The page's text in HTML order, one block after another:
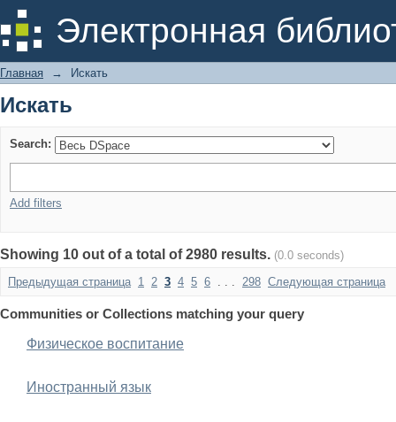
Электронная
Искать
Главная → Искать
Искать
Search:
Add filters
Showing 10 out of a total of 2980 results. (0.0 seconds)
Предыдущая страница 1 2 3 4 5 6 . . . 298 Следующая страница
Communities or Collections matching your query
Физическое воспитание
Иностранный язык